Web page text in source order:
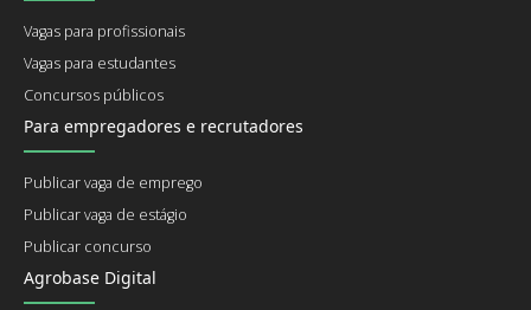
Vagas para profissionais
Vagas para estudantes
Concursos públicos
Para empregadores e recrutadores
Publicar vaga de emprego
Publicar vaga de estágio
Publicar concurso
Agrobase Digital